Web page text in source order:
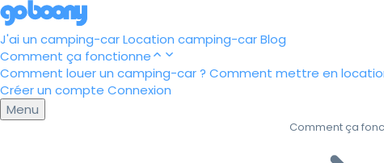
J'ai un camping-carLocation camping-carBlog
Comment ça fonctionne
Comment louer un camping-car ? Comment mettre en
Créer un compte Connexion
Menu
Comment ça